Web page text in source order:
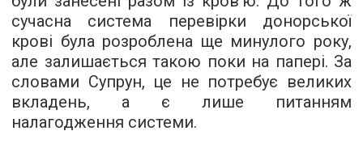
сучасна система перевірки донорської
крові була розроблена ще минулого року,
але залишається такою поки на папері. За
словами Супрун, це не потребує великих
вкладень, а є лише питанням
налагодження системи.